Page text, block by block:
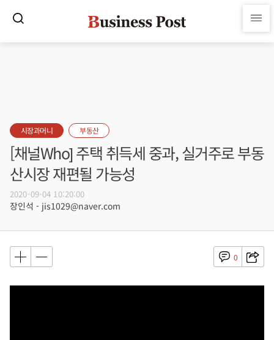
시장과머니 부동산
[채널Who] 주택 취득세 중과, 실거주로 부동
산시장 재편될 가능성
2020-09-04 10:20:00
장인석 - jis1029@naver.com
0